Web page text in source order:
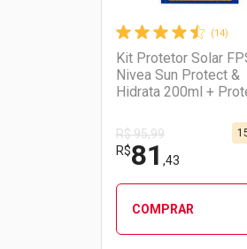
(14)
Kit Protetor Solar
Nivea Sun Protect &
Hidrata 200ml +
Antissinais FPS 70
R$ 95,99
R$81 ,43
COMPRAR